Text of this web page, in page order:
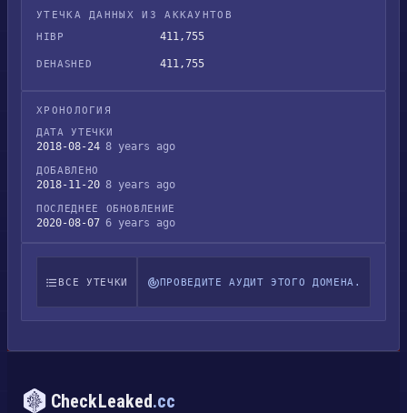
УТЕЧКА ДАННЫХ ИЗ АККАУНТОВ
HIBP
411,755
DEHASHED 411,755
ХРОНОЛОГИЯ
ДАТА УТЕЧКИ
2018-08-24 8 years ago
ДОБАВЛЕНО
2018-11-20 8 years ago
ПОСЛЕДНЕЕ ОБНОВЛЕНИЕ
2020-08-07 6 years ago
ВСЕ УТЕЧКИ ПРОВЕДИТЕ АУДИТ ЭТОГО ДОМЕНА.
CheckLeaked.cc